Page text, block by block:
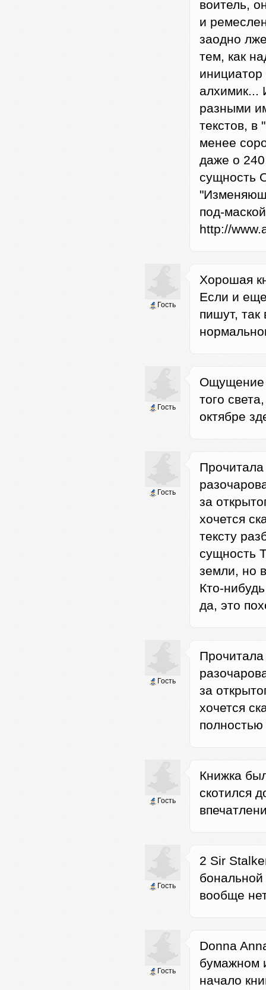
воитель,
и
заодно
тем, как
алхимик...
разными
текстов, в
менее
даже о
сущность
под-
http://
Гость
Хорошая
Если и еще
пишут,
Гость
Ощущение
того
октябре
Гость
за
хочется
тексту
сущность
земли, но
Кто-
да, это
Гость
за
хочется
Гость
Книжка
скотился
Гость
2 Sir
бональной
вообще
Гость
Donna
бумажном
начало